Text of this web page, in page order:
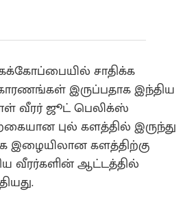
சாதிக்க
காரணங்கள் இருப்பதாக இந்திய
வீரர் ஜூட் பெலிக்ஸ்
புல் களத்தில் இருந்து
இழையிலான களத்திற்கு
வீரர்களின் ஆட்டத்தில்